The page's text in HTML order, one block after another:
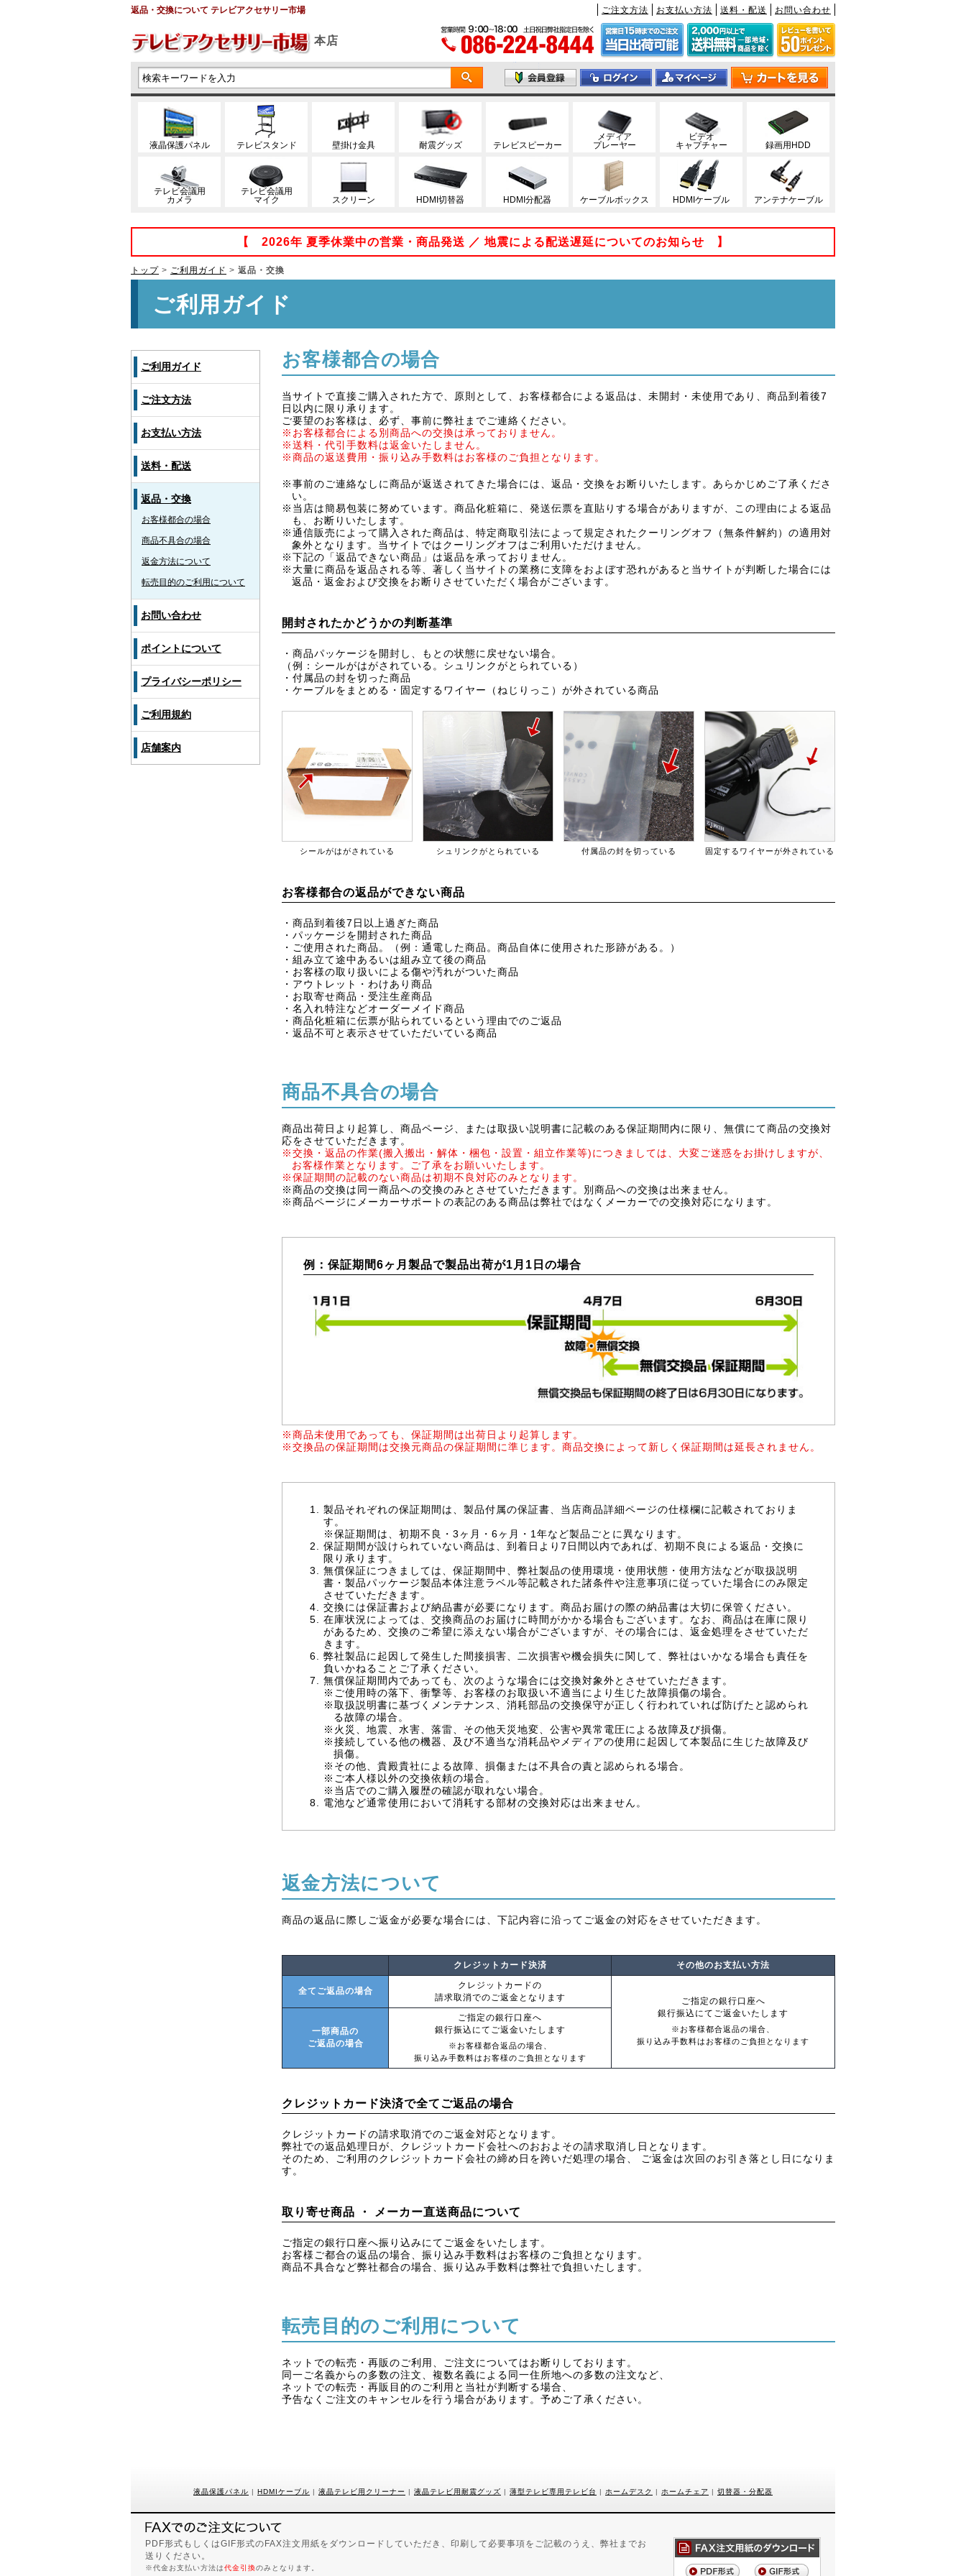
返品・交換について テレビアクセサリー市場 ご注文方法 お支払い方法 送料・配送 お問い合わせ
本店
液晶保護パネル テレビスタンド 壁掛け金具 耐震グッズ テレビスピーカー
メディア
プレーヤー
ビデオ
キャプチャー
録画用HDD
テレビ会議用
カメラ
テレビ会議用
マイク
スクリーン HDMI切替器 HDMI分配器 ケーブルボックス HDMIケーブル アンテナケーブル
【 2026年 夏季休業中の営業・商品発送 ／ 地震による配送遅延についてのお知らせ 】
トップ > ご利用ガイド > 返品・交換
ご利用ガイド
ご利用ガイド
ご注文方法
お支払い方法
送料・配送
返品・交換
お客様都合の場合
商品不具合の場合
返金方法について
転売目的のご利用について
お問い合わせ
ポイントについて
プライバシーポリシー
ご利用規約
店舗案内
お客様都合の場合
当サイトで直接ご購入された方で、原則として、お客様都合による返品は、未開封・未使用であり、商品到着後7
日以内に限り承ります。
ご要望のお客様は、必ず、事前に弊社までご連絡ください。
※お客様都合による別商品への交換は承っておりません。
※送料・代引手数料は返金いたしません。
※商品の返送費用・振り込み手数料はお客様のご負担となります。
※事前のご連絡なしに商品が返送されてきた場合には、返品・交換をお断りいたします。あらかじめご了承くださ
い。
※当店は簡易包装に努めています。商品化粧箱に、発送伝票を直貼りする場合がありますが、この理由による返品
も、お断りいたします。
※通信販売によって購入された商品は、特定商取引法によって規定されたクーリングオフ（無条件解約）の適用対
象外となります。当サイトではクーリングオフはご利用いただけません。
※下記の「返品できない商品」は返品を承っておりません。
※大量に商品を返品される等、著しく当サイトの業務に支障をおよぼす恐れがあると当サイトが判断した場合には
返品・返金および交換をお断りさせていただく場合がございます。
開封されたかどうかの判断基準
・商品パッケージを開封し、もとの状態に戻せない場合。
（例：シールがはがされている。シュリンクがとられている）
・付属品の封を切った商品
・ケーブルをまとめる・固定するワイヤー（ねじりっこ）が外されている商品
シールがはがされている シュリンクがとられている 付属品の封を切っている 固定するワイヤーが外されている
お客様都合の返品ができない商品
・商品到着後7日以上過ぎた商品
・パッケージを開封された商品
・ご使用された商品。（例：通電した商品。商品自体に使用された形跡がある。）
・組み立て途中あるいは組み立て後の商品
・お客様の取り扱いによる傷や汚れがついた商品
・アウトレット・わけあり商品
・お取寄せ商品・受注生産商品
・名入れ特注などオーダーメイド商品
・商品化粧箱に伝票が貼られているという理由でのご返品
・返品不可と表示させていただいている商品
商品不具合の場合
商品出荷日より起算し、商品ページ、または取扱い説明書に記載のある保証期間内に限り、無償にて商品の交換対
応をさせていただきます。
※交換・返品の作業(搬入搬出・解体・梱包・設置・組立作業等)につきましては、大変ご迷惑をお掛けしますが、
お客様作業となります。ご了承をお願いいたします。
※保証期間の記載のない商品は初期不良対応のみとなります。
※商品の交換は同一商品への交換のみとさせていただきます。別商品への交換は出来ません。
※商品ページにメーカーサポートの表記のある商品は弊社ではなくメーカーでの交換対応になります。
例：保証期間6ヶ月製品で製品出荷が1月1日の場合
※商品未使用であっても、保証期間は出荷日より起算します。
※交換品の保証期間は交換元商品の保証期間に準じます。商品交換によって新しく保証期間は延長されません。
製品それぞれの保証期間は、製品付属の保証書、当店商品詳細ページの仕様欄に記載されておりま
す。
※保証期間は、初期不良・3ヶ月・6ヶ月・1年など製品ごとに異なります。
保証期間が設けられていない商品は、到着日より7日間以内であれば、初期不良による返品・交換に
限り承ります。
無償保証につきましては、保証期間中、弊社製品の使用環境・使用状態・使用方法などが取扱説明
書・製品パッケージ製品本体注意ラベル等記載された諸条件や注意事項に従っていた場合にのみ限定
させていただきます。
交換には保証書および納品書が必要になります。商品お届けの際の納品書は大切に保管ください。
在庫状況によっては、交換商品のお届けに時間がかかる場合もございます。なお、商品は在庫に限り
があるため、交換のご希望に添えない場合がございますが、その場合には、返金処理をさせていただ
きます。
弊社製品に起因して発生した間接損害、二次損害や機会損失に関して、弊社はいかなる場合も責任を
負いかねることご了承ください。
無償保証期間内であっても、次のような場合には交換対象外とさせていただきます。
※ご使用時の落下、衝撃等、お客様のお取扱い不適当により生じた故障損傷の場合。
※取扱説明書に基づくメンテナンス、消耗部品の交換保守が正しく行われていれば防げたと認められ
る故障の場合。
※火災、地震、水害、落雷、その他天災地変、公害や異常電圧による故障及び損傷。
※接続している他の機器、及び不適当な消耗品やメディアの使用に起因して本製品に生じた故障及び
損傷。
※その他、貴殿貴社による故障、損傷または不具合の責と認められる場合。
※ご本人様以外の交換依頼の場合。
※当店でのご購入履歴の確認が取れない場合。
電池など通常使用において消耗する部材の交換対応は出来ません。
返金方法について
商品の返品に際しご返金が必要な場合には、下記内容に沿ってご返金の対応をさせていただきます。
クレジットカード決済 その他のお支払い方法
全てご返品の場合
クレジットカードの
請求取消でのご返金となります
ご指定の銀行口座へ
銀行振込にてご返金いたします
※お客様都合返品の場合、
振り込み手数料はお客様のご負担となります
一部商品の
ご返品の場合
ご指定の銀行口座へ
銀行振込にてご返金いたします
※お客様都合返品の場合、
振り込み手数料はお客様のご負担となります
クレジットカード決済で全てご返品の場合
クレジットカードの請求取消でのご返金対応となります。
弊社での返品処理日が、クレジットカード会社へのおおよその請求取消し日となります。
そのため、ご利用のクレジットカード会社の締め日を跨いだ処理の場合、 ご返金は次回のお引き落とし日になりま
す。
取り寄せ商品 ・ メーカー直送商品について
ご指定の銀行口座へ振り込みにてご返金をいたします。
お客様ご都合の返品の場合、振り込み手数料はお客様のご負担となります。
商品不具合など弊社都合の場合、振り込み手数料は弊社で負担いたします。
転売目的のご利用について
ネットでの転売・再販のご利用、ご注文についてはお断りしております。
同一ご名義からの多数の注文、複数名義による同一住所地への多数の注文など、
ネットでの転売・再販目的のご利用と当社が判断する場合、
予告なくご注文のキャンセルを行う場合があります。予めご了承ください。
液晶保護パネル | HDMIケーブル | 液晶テレビ用クリーナー | 液晶テレビ用耐震グッズ | 薄型テレビ専用テレビ台 | ホームデスク | ホームチェア | 切替器・分配器
PDF形式もしくはGIF形式のFAX注文用紙をダウンロードしていただき、印刷して必要事項をご記載のうえ、弊社までお
送りください。
※代金お支払い方法は代金引換のみとなります。